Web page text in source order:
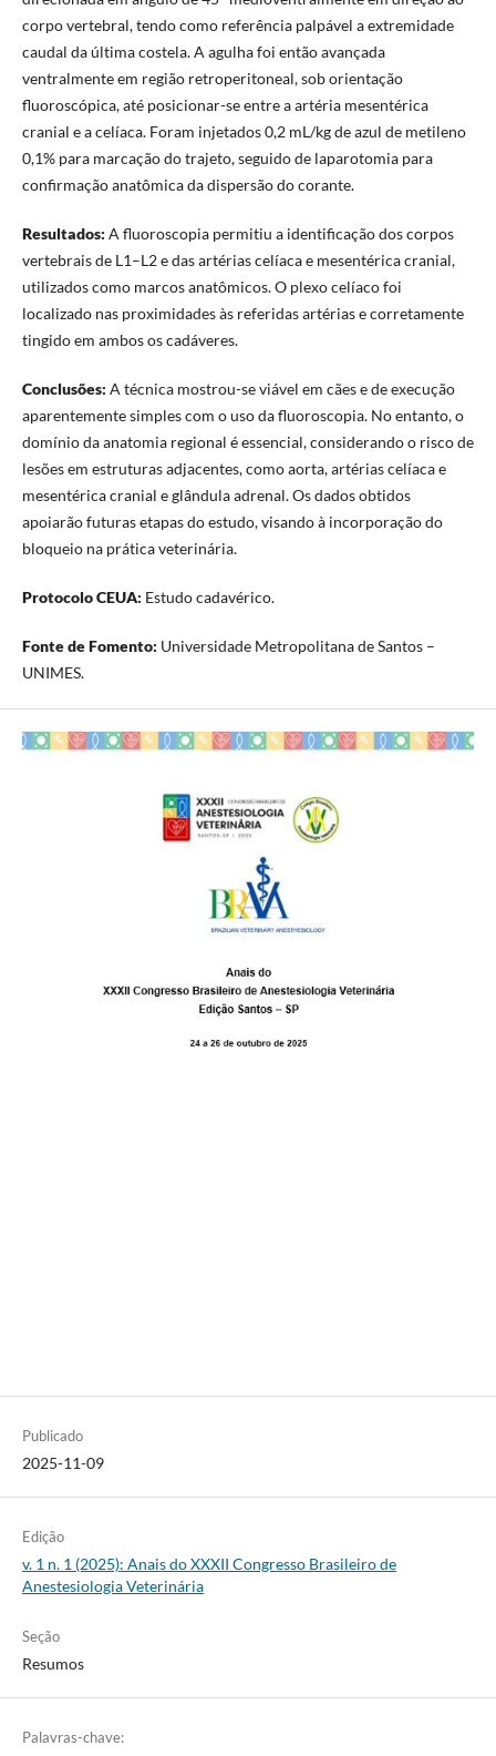
corpo vertebral, tendo como referência palpável a extremidade
caudal da última costela. A agulha foi então avançada
ventralmente em região retroperitoneal, sob orientação
fluoroscópica, até posicionar-se entre a artéria mesentérica
cranial e a celíaca. Foram injetados 0,2 mL/kg de azul de metileno
0,1% para marcação do trajeto, seguido de laparotomia para
confirmação anatômica da dispersão do corante.
Resultados: A fluoroscopia permitiu a identificação dos corpos
vertebrais de L1–L2 e das artérias celíaca e mesentérica cranial,
utilizados como marcos anatômicos. O plexo celíaco foi
localizado nas proximidades às referidas artérias e corretamente
tingido em ambos os cadáveres.
Conclusões: A técnica mostrou-se viável em cães e de execução
aparentemente simples com o uso da fluoroscopia. No entanto, o
domínio da anatomia regional é essencial, considerando o risco de
lesões em estruturas adjacentes, como aorta, artérias celíaca e
mesentérica cranial e glândula adrenal. Os dados obtidos
apoiarão futuras etapas do estudo, visando à incorporação do
bloqueio na prática veterinária.
Protocolo CEUA: Estudo cadavérico.
Fonte de Fomento: Universidade Metropolitana de Santos –
UNIMES.
Publicado
2025-11-09
Edição
v. 1 n. 1 (2025): Anais do XXXII Congresso Brasileiro de
Anestesiologia Veterinária
Seção
Resumos
Palavras-chave: